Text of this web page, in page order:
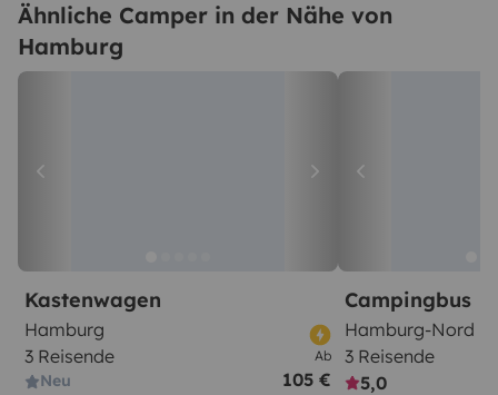
Ähnliche Camper in der Nähe von
Hamburg
Kastenwagen
Hamburg
3 Reisende
Neu
Ab
105 €
Campingbus
Hamburg-Nord
3 Reisende
5,0